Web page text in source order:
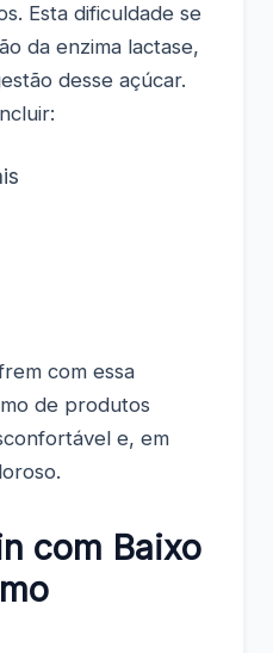
Esta dificuldade se
da enzima lactase,
desse açúcar.
com essa
de produtos
e, em
com Baixo